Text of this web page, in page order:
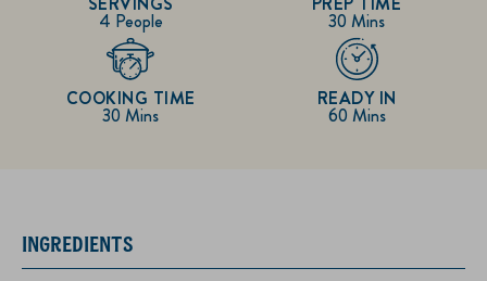
4 People 30 Mins
30 Mins
COOKING TIME
60 Mins
READY IN
INGREDIENTS